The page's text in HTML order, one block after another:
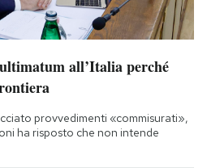
all’Italia perché
provvedimenti «commisurati»,
ha risposto che non intende